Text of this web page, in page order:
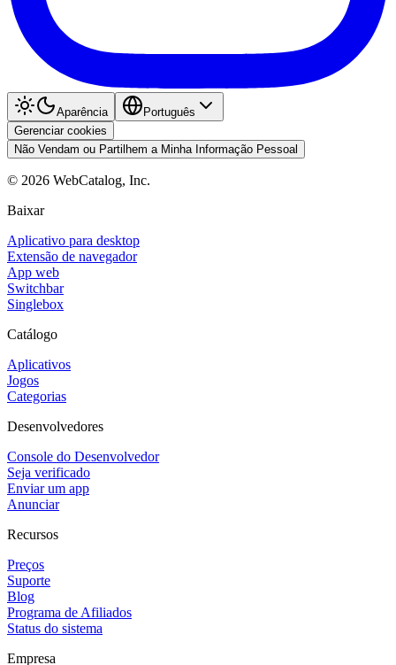
Aparência
Português
Gerenciar cookies
Não Vendam ou Partilhem a Minha Informação Pessoal
© 2026 WebCatalog, Inc.
Baixar
Aplicativo para desktop
Extensão de navegador
App web
Switchbar
Singlebox
Catálogo
Aplicativos
Jogos
Categorias
Desenvolvedores
Console do Desenvolvedor
Seja verificado
Enviar um app
Anunciar
Recursos
Preços
Suporte
Blog
Programa de Afiliados
Status do sistema
Empresa